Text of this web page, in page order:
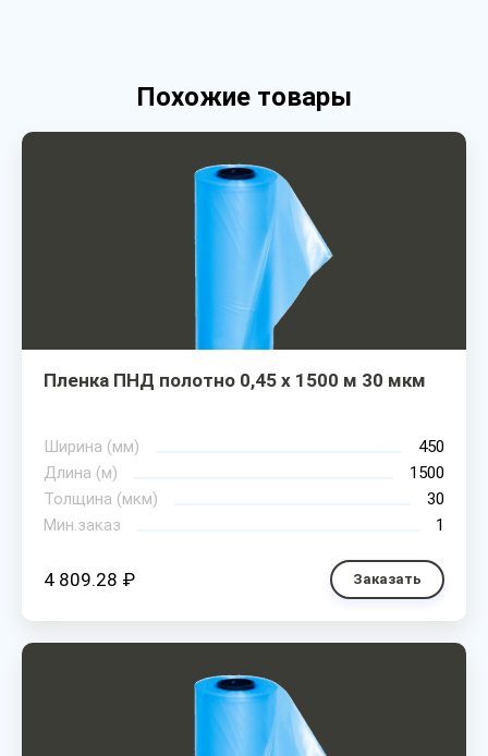
Похожие товары
Пленка ПНД полотно 0,45 х 1500 м 30 мкм
Ширина (мм)
450
Длина (м)
1500
Толщина (мкм)
30
Мин.заказ
1
4 809.28 ₽ Заказать